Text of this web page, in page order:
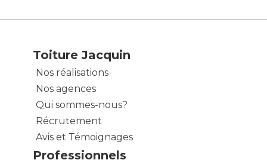
Toiture Jacquin
Nos réalisations
Nos agences
Qui sommes-nous?
Récrutement
Avis et Témoignages
Professionnels